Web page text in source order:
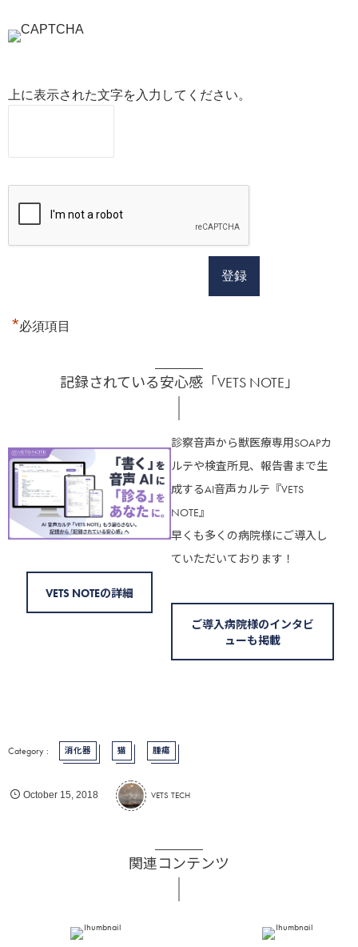
上に表示された文字を入力してください。
*必須項目
記録されている安心感「VETS NOTE」
VETS NOTEの詳細
診察音声から獣医療専用SOAPカ
ルテや検査所見、報告書まで生
成するAI音声カルテ『VETS
NOTE』
早くも多くの病院様にご導入し
ていただいております！
ご導入病院様のインタビ
ューも掲載
消化器 猫 腫瘍
October 15 ,2018 VETS TECH
関連コンテンツ